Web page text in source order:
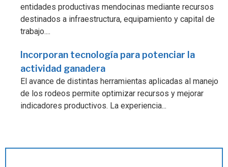
entidades productivas mendocinas mediante recursos
destinados a infraestructura, equipamiento y capital de
trabajo....
Incorporan tecnología para potenciar la
actividad ganadera
El avance de distintas herramientas aplicadas al manejo
de los rodeos permite optimizar recursos y mejorar
indicadores productivos. La experiencia...